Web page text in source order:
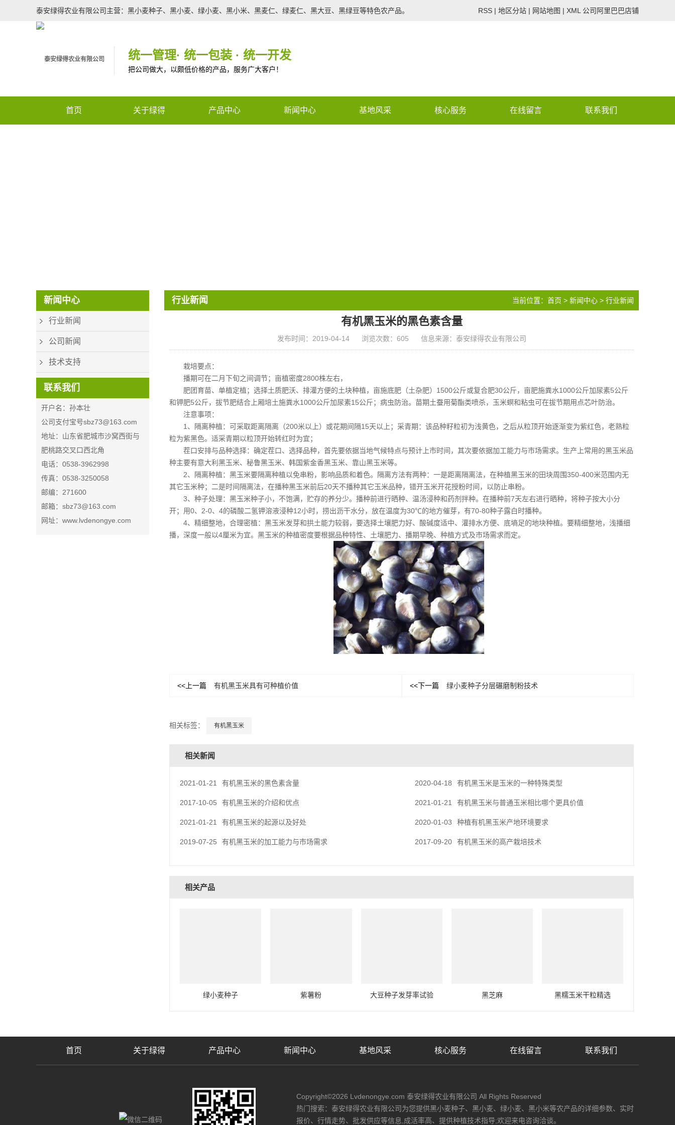
泰安绿得农业有限公司主营：黑小麦种子、黑小麦、绿小麦、黑小米、黑麦仁、绿麦仁、黑大豆、黑绿豆等特色农产品。 RSS | 地区分站 | 网站地图 | XML 公司阿里巴巴店铺
统一管理· 统一包装 · 统一开发
把公司做大，以颇低价格的产品，服务广大客户！
首页 关于绿得 产品中心 新闻中心 基地风采 核心服务 在线留言 联系我们
新闻中心
行业新闻
公司新闻
技术支持
联系我们
开户名：孙本壮
公司支付宝号sbz73@163.com
地址：山东省肥城市沙窝西街与
肥桃路交叉口西北角
电话：0538-3962998
传真：0538-3250058
邮编：271600
邮箱：sbz73@163.com
网址：www.lvdenongye.com
行业新闻 当前位置： 首页 > 新闻中心 > 行业新闻
有机黑玉米的黑色素含量
发布时间：2019-04-14 浏览次数：605 信息来源：泰安绿得农业有限公司
栽培要点：
播期可在二月下旬之间调节；亩植密度2800株左右，
肥团育苗、单植定植；选择土质肥沃、排灌方便的土块种植，亩施底肥（土杂肥）1500公斤或复合肥30公斤，亩肥施粪水1000公斤加尿素5公斤
和钾肥5公斤，拔节肥结合上厢培土施粪水1000公斤加尿素15公斤；病虫防治。苗期土蚕用菊酯类喷杀，玉米螟和粘虫可在拔节期用点芯叶防治。
注意事项：
1、隔离种植：可采取距离隔离（200米以上）或花期间隔15天以上；采青期：该品种籽粒初为浅黄色，之后从粒顶开始逐渐变为紫红色，老熟粒
粒为紫黑色。适采青期以粒顶开始转红时为宜；
茬口安排与品种选择：确定茬口、选择品种，首先要依据当地气候特点与预计上市时间，其次要依据加工能力与市场需求。生产上常用的黑玉米品
种主要有意大利黑玉米、秘鲁黑玉米、韩国紫金香黑玉米、靠山黑玉米等。
2、隔离种植：黑玉米要隔离种植以免串粉，影响品质和着色。隔离方法有两种：一是距离隔离法，在种植黑玉米的田块周围350-400米范围内无
其它玉米种；二是时间隔离法，在播种黑玉米前后20天不播种其它玉米品种，错开玉米开花授粉时间，以防止串粉。
3、种子处理：黑玉米种子小，不饱满，贮存的养分少。播种前进行晒种、温汤浸种和药剂拌种。在播种前7天左右进行晒种，将种子按大小分
开；用0、2-0、4的磷酸二氢钾溶液浸种12小时，捞出沥干水分，放在温度为30℃的地方催芽，有70-80种子露白时播种。
4、精细整地，合理密植：黑玉米发芽和拱土能力较弱，要选择土壤肥力好、酸碱度适中、灌排水方便、底墒足的地块种植。要精细整地，浅播细
播，深度一般以4厘米为宜。黑玉米的种植密度要根据品种特性、土壤肥力、播期早晚、种植方式及市场需求而定。
<<上一篇 有机黑玉米具有可种植价值 <<下一篇 绿小麦种子分层碾磨制粉技术
相关标签： 有机黑玉米
相关新闻
2021-01-21 有机黑玉米的黑色素含量 2020-04-18 有机黑玉米是玉米的一种特殊类型
2017-10-05 有机黑玉米的介绍和优点 2021-01-21 有机黑玉米与普通玉米相比哪个更具价值
2021-01-21 有机黑玉米的起源以及好处 2020-01-03 种植有机黑玉米产地环境要求
2019-07-25 有机黑玉米的加工能力与市场需求 2017-09-20 有机黑玉米的高产栽培技术
相关产品
绿小麦种子 紫薯粉 大豆种子发芽率试验 黑芝麻 黑糯玉米干粒精选
首页 关于绿得 产品中心 新闻中心 基地风采 核心服务 在线留言 联系我们
Copyright©2026 Lvdenongye.com 泰安绿得农业有限公司 All Rights Reserved
热门搜索：泰安绿得农业有限公司为您提供黑小麦种子、黑小麦、绿小麦、黑小米等农产品的详细参数、实时
报价、行情走势、批发供应等信息,成活率高、提供种植技术指导;欢迎来电咨询洽谈。